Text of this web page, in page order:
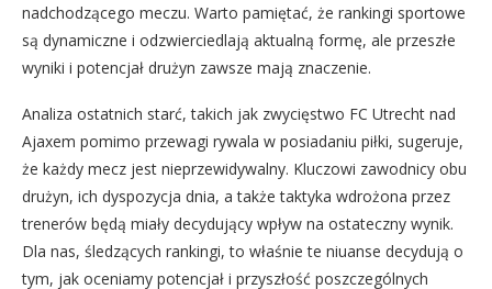
nadchodzącego meczu. Warto pamiętać, że rankingi sportowe
są dynamiczne i odzwierciedlają aktualną formę, ale przeszłe
wyniki i potencjał drużyn zawsze mają znaczenie.
Analiza ostatnich starć, takich jak zwycięstwo FC Utrecht nad
Ajaxem pomimo przewagi rywala w posiadaniu piłki, sugeruje,
że każdy mecz jest nieprzewidywalny. Kluczowi zawodnicy obu
drużyn, ich dyspozycja dnia, a także taktyka wdrożona przez
trenerów będą miały decydujący wpływ na ostateczny wynik.
Dla nas, śledzących rankingi, to właśnie te niuanse decydują o
tym, jak oceniamy potencjał i przyszłość poszczególnych